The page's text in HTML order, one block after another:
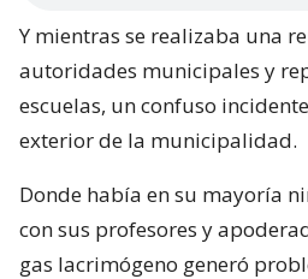
Y mientras se realizaba una
autoridades municipales y
escuelas, un confuso
exterior de la municipalidad.
Donde había en su mayoría
con sus profesores y
gas lacrimógeno generó